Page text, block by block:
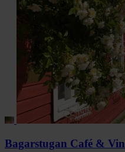
Bagarstugan Café & Vin